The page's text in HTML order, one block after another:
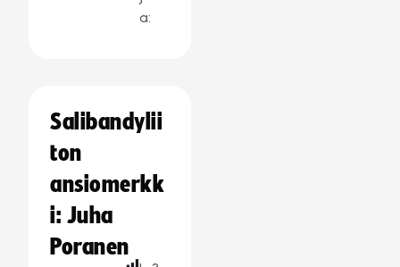
a:
Salibandylii
ton
ansiomerkk
i: Juha
Poranen